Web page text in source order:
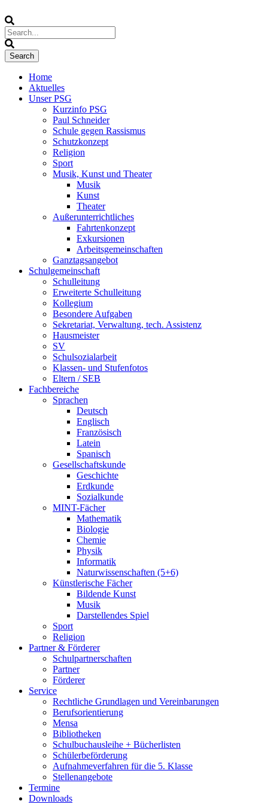
Home
Aktuelles
Unser PSG
Kurzinfo PSG
Paul Schneider
Schule gegen Rassismus
Schutzkonzept
Religion
Sport
Musik, Kunst und Theater
Musik
Kunst
Theater
Außerunterrichtliches
Fahrtenkonzept
Exkursionen
Arbeitsgemeinschaften
Ganztagsangebot
Schulgemeinschaft
Schulleitung
Erweiterte Schulleitung
Kollegium
Besondere Aufgaben
Sekretariat, Verwaltung, tech. Assistenz
Hausmeister
SV
Schulsozialarbeit
Klassen- und Stufenfotos
Eltern / SEB
Fachbereiche
Sprachen
Deutsch
Englisch
Französisch
Latein
Spanisch
Gesellschaftskunde
Geschichte
Erdkunde
Sozialkunde
MINT-Fächer
Mathematik
Biologie
Chemie
Physik
Informatik
Naturwissenschaften (5+6)
Künstlerische Fächer
Bildende Kunst
Musik
Darstellendes Spiel
Sport
Religion
Partner & Förderer
Schulpartnerschaften
Partner
Förderer
Service
Rechtliche Grundlagen und Vereinbarungen
Berufsorientierung
Mensa
Bibliotheken
Schulbuchausleihe + Bücherlisten
Schülerbeförderung
Aufnahmeverfahren für die 5. Klasse
Stellenangebote
Termine
Downloads